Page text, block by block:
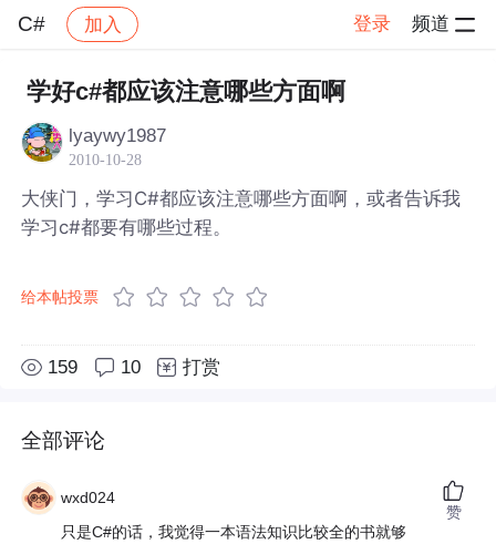
C# 加入 登录 频道
社区 C# 帖子详情
学好c#都应该注意哪些方面啊
lyaywy1987
2010-10-28
大侠门，学习C#都应该注意哪些方面啊，或者告诉我
学习c#都要有哪些过程。
给本帖投票
159 10 打赏
全部评论
wxd024
只是C#的话，我觉得一本语法知识比较全的书就够
赞